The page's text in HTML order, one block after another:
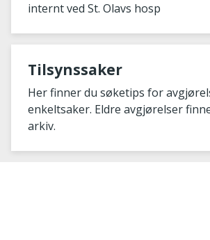
internt ved St. Olavs hosp
Tilsynssaker
Her finner du søketips for
enkeltsaker. Eldre avgjørelser
arkiv.